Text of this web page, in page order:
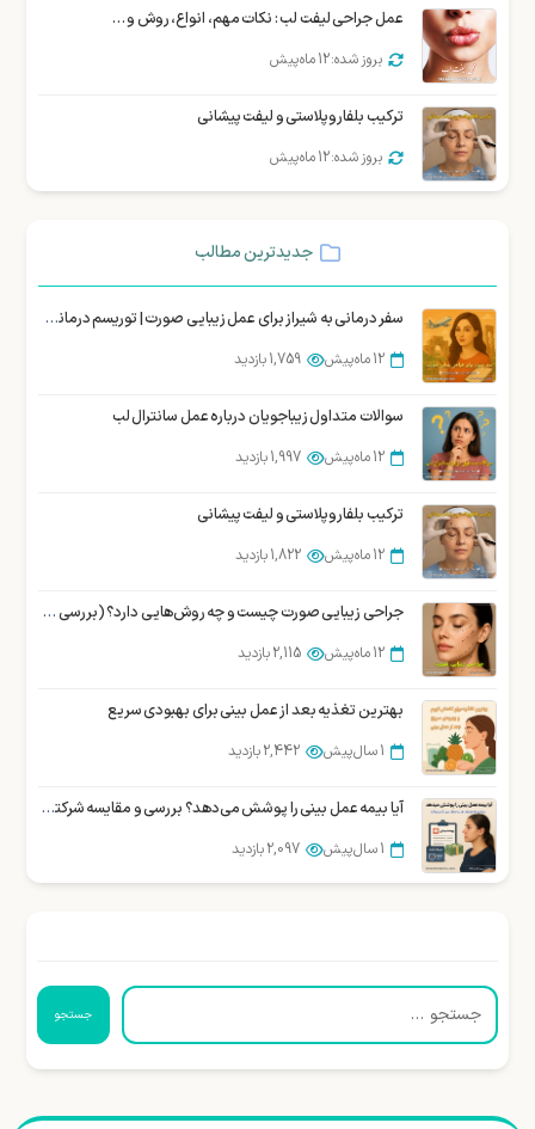
عمل جراحی لیفت لب : نکات مهم، انواع، روش و …
بروز شده: 12 ماه پیش
ترکیب بلفاروپلاستی و لیفت پیشانی
بروز شده: 12 ماه پیش
جدیدترین مطالب
سفر درمانی به شیراز برای عمل زیبایی صورت | توریسم درمانی زیبایی شیراز
12 ماه پیش 1,759 بازدید
سوالات متداول زیباجویان درباره عمل سانترال لب
12 ماه پیش 1,997 بازدید
ترکیب بلفاروپلاستی و لیفت پیشانی
12 ماه پیش 1,822 بازدید
جراحی زیبایی صورت چیست و چه روش‌هایی دارد؟ (بررسی تخصصی)
12 ماه پیش 2,115 بازدید
بهترین تغذیه بعد از عمل بینی برای بهبودی سریع
1 سال پیش 2,442 بازدید
آیا بیمه عمل بینی را پوشش می‌دهد؟ بررسی و مقایسه شرکتهای بیمه در ایران
1 سال پیش 2,097 بازدید
جستجو